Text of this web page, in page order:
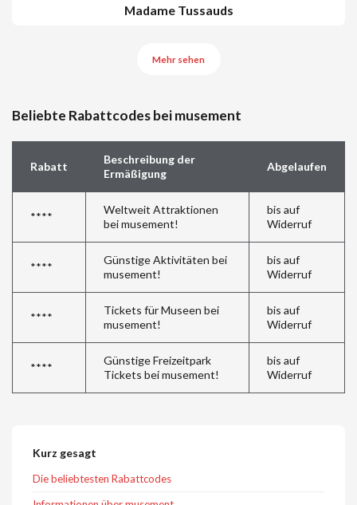
Madame Tussauds
Mehr sehen
Beliebte Rabattcodes bei musement
Rabatt
Beschreibung der
Ermäßigung
Abgelaufen
****
Weltweit Attraktionen
bei musement!
bis auf
Widerruf
****
Günstige Aktivitäten bei
musement!
bis auf
Widerruf
****
Tickets für Museen bei
musement!
bis auf
Widerruf
****
Günstige Freizeitpark
Tickets bei musement!
bis auf
Widerruf
Kurz gesagt
Die beliebtesten Rabattcodes